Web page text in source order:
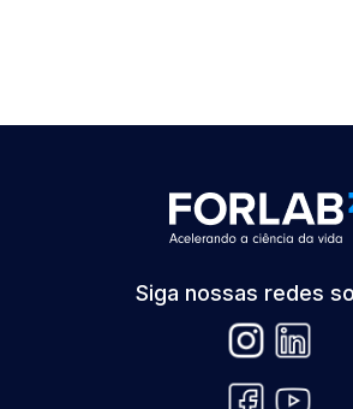
Siga nossas redes